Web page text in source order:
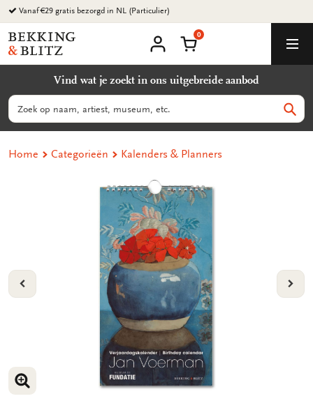
Ga
naar
content
Vanaf €29 gratis bezorgd in NL (Particulier)
Bekking
&
B.V.
account
Winkelmand
0
Vind wat je zoekt in ons uitgebreide aanbod
Zoeken
Home Categorieën Kalenders & Planners
VORIGE
VERGROOT AFBEELDING
VERGROOT AFBEELDING